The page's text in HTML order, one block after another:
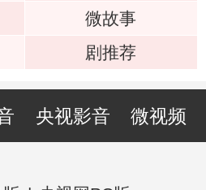
微故事
剧推荐
央视影音 微视频